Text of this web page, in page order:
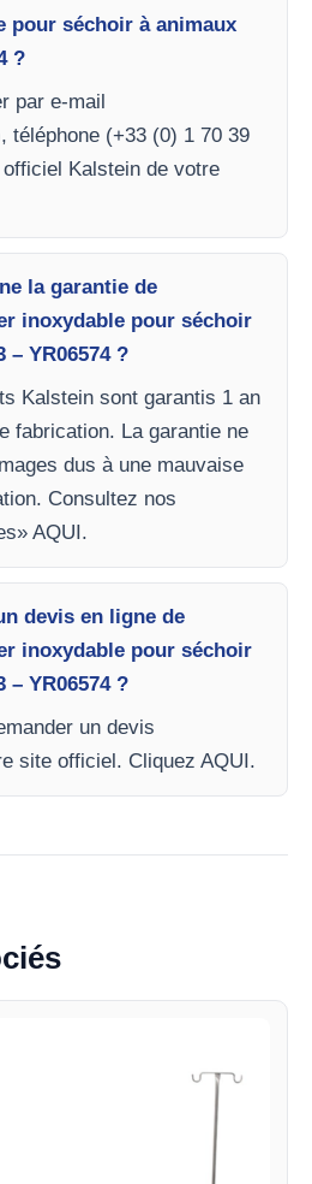
pour séchoir à animaux
?
par e-mail
téléphone (+33 (0) 1 70 39
Kalstein de votre
la garantie de
inoxydable pour séchoir
– YR06574 ?
Kalstein sont garantis 1 an
fabrication. La garantie ne
dus à une mauvaise
Consultez nos
AQUI.
devis en ligne de
inoxydable pour séchoir
– YR06574 ?
un devis
site officiel. Cliquez AQUI.